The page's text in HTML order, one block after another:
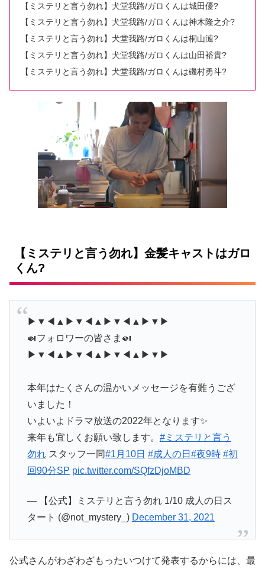
【ミステリと言う勿れ】犬堂我路/ガロくんは城田優?
【ミステリと言う勿れ】犬堂我路/ガロくんは神木隆之介?
【ミステリと言う勿れ】犬堂我路/ガロくんは桐山漣?
【ミステリと言う勿れ】犬堂我路/ガロくんは山田裕貴?
【ミステリと言う勿れ】犬堂我路/ガロくんは磯村勇斗?
【ミステリと言う勿れ】金髪キャストはガロ
くん?
▶▼◀▲▶▼◀▲▶▼◀▲▶▼▶
🍛フォロワーの皆さま🍛
▶▼◀▲▶▼◀▲▶▼◀▲▶▼▶
本年はたくさんの温かいメッセージを有難うござ
いました！
いよいよドラマ放送の2022年となります✨
来年も宜しくお願い致します。 #ミステリと言う
勿れスタッフ一同#1月10日 #成人の日 #夜9時 #初
回90分SP pic.twitter.com/SQfzDjoMBD
— 【公式】ミステリと言う勿れ 1/10 成人の日ス
タート (@not_mystery_) December 31, 2021
公式さんがわざわざもったいつけて発表するからには、最